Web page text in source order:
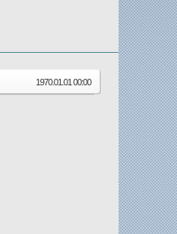
1970.01.01 00:00